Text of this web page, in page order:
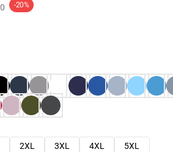
-20%
2XL 3XL 4XL
5XL